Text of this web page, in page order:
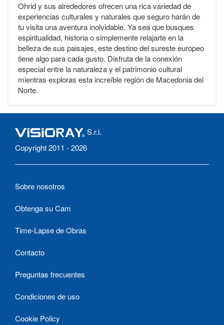
Ohrid y sus alrededores ofrecen una rica variedad de
experiencias culturales y naturales que seguro harán de
tu visita una aventura inolvidable. Ya sea que busques
espiritualidad, historia o simplemente relajarte en la
belleza de sus paisajes, este destino del sureste europeo
tiene algo para cada gusto. Disfruta de la conexión
especial entre la naturaleza y el patrimonio cultural
mientras exploras esta increíble región de Macedonia del
Norte.
S.r.l.
Copyright 2011 - 2026
Sobre nosotros
Obtenga su Cam
Time-Lapse de Obras
Contacto
Preguntas frecuentes
Condiciones de uso
Cookie Policy